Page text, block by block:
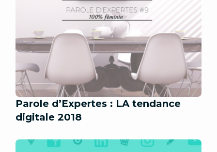
Parole d’Expertes : LA tendance
digitale 2018